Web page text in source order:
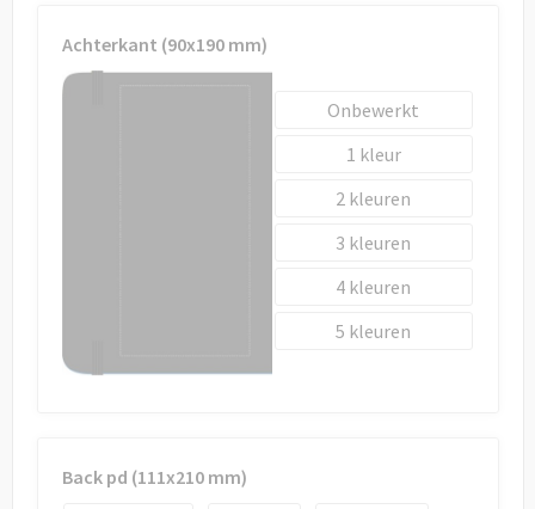
Achterkant (90x190 mm)
Onbewerkt
1
2
3
4
5
Back pd (111x210 mm)